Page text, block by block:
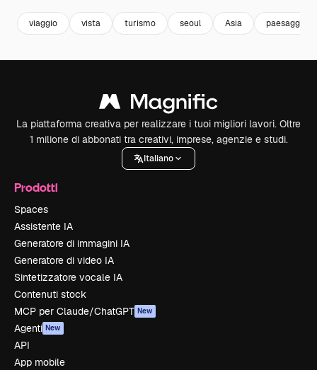
viaggio vista turismo seoul Asia paesaggio
La piattaforma creativa per realizzare i tuoi migliori lavori. Oltre
1 milione di abbonati tra creativi, imprese, agenzie e studi.
Italiano
Prodotti
Spaces
Assistente IA
Generatore di immagini IA
Generatore di video IA
Sintetizzatore vocale IA
Contenuti stock
MCP per Claude/ChatGPT New
Agenti New
API
App mobile